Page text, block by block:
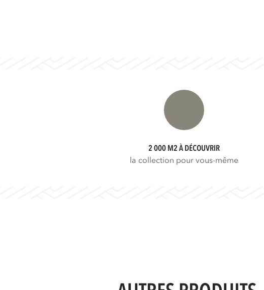
2 000 M2 À DÉCOUVRIR
la collection pour vous-même